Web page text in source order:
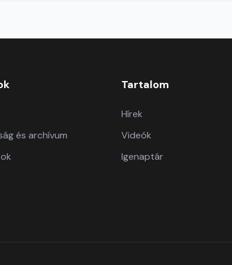
és archívum
Tartalom
Hírek
Videók
Igenaptár